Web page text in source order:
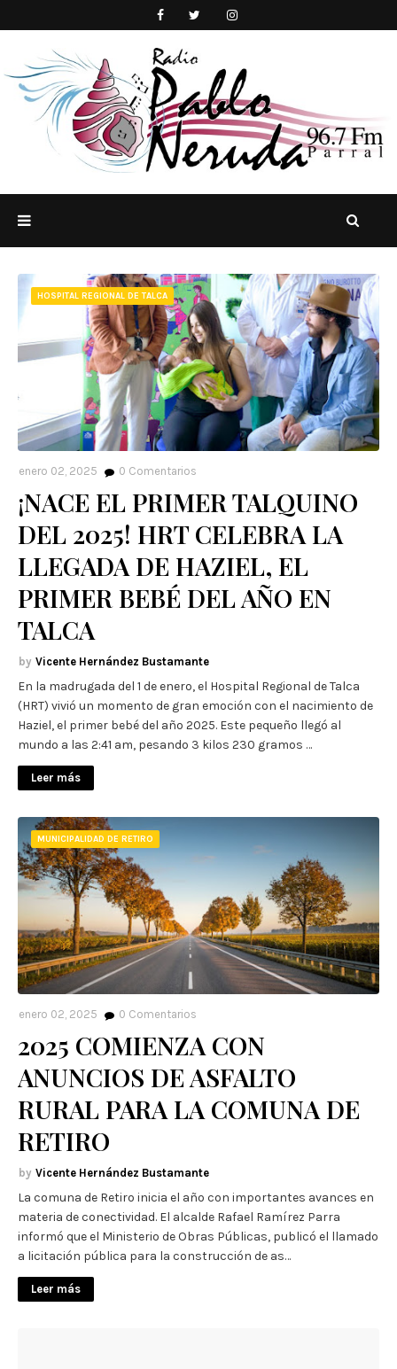
HOSPITAL REGIONAL DE TALCA
enero 02, 2025 0 Comentarios
¡NACE EL PRIMER TALQUINO
DEL 2025! HRT CELEBRA LA
LLEGADA DE HAZIEL, EL
PRIMER BEBÉ DEL AÑO EN
TALCA
Vicente Hernández Bustamante
En la madrugada del 1 de enero, el Hospital Regional de Talca
(HRT) vivió un momento de gran emoción con el nacimiento de
Haziel, el primer bebé del año 2025. Este pequeño llegó al
mundo a las 2:41 am, pesando 3 kilos 230 gramos …
Leer más
MUNICIPALIDAD DE RETIRO
enero 02, 2025 0 Comentarios
2025 COMIENZA CON
ANUNCIOS DE ASFALTO
RURAL PARA LA COMUNA DE
RETIRO
Vicente Hernández Bustamante
La comuna de Retiro inicia el año con importantes avances en
materia de conectividad. El alcalde Rafael Ramírez Parra
informó que el Ministerio de Obras Públicas, publicó el llamado
a licitación pública para la construcción de as…
Leer más